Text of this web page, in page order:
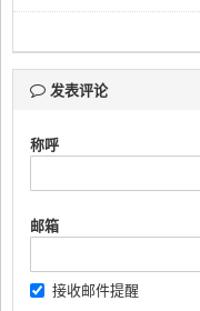
发表评论
称呼
邮箱
接收邮件提醒